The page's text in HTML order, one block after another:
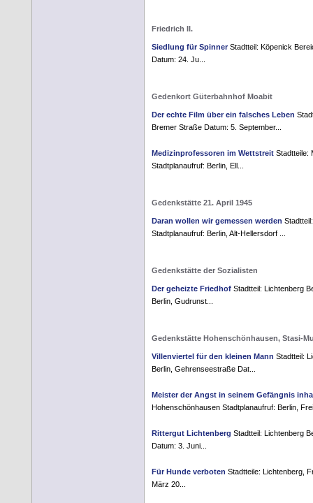
Friedrich II.
Siedlung für Spinner Stadtteil: Köpenick
Datum: 24. Ju...
Gedenkort Güterbahnhof Moabit
Der echte Film über ein falsches Leben
Bremer Straße Datum: 5. September...
Medizinprofessoren im Wettstreit Stadtteile:
Stadtplanaufruf: Berlin, Ell...
Gedenkstätte 21. April 1945
Daran wollen wir gemessen werden
Stadtplanaufruf: Berlin, Alt-Hellersdorf ...
Gedenkstätte der Sozialisten
Der geheizte Friedhof Stadtteil: Lichtenberg
Berlin, Gudrunst...
Gedenkstätte Hohenschönhausen, Stasi-
Villenviertel für den kleinen Mann Stadtteil:
Berlin, Gehrenseestraße Dat...
Meister der Angst in seinem Gefängnis
Hohenschönhausen Stadtplanaufruf: Berlin,
Rittergut Lichtenberg Stadtteil: Lichtenberg
Datum: 3. Juni...
Für Hunde verboten Stadtteile: Lichtenberg,
März 20...